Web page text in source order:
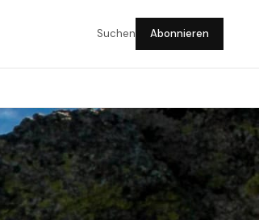
Suchen Abonnieren